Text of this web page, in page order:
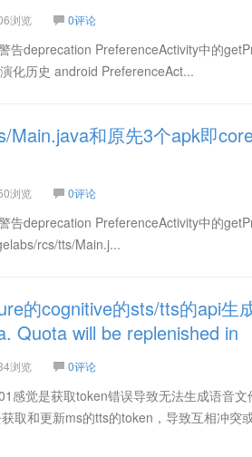
浏览 0评论
告deprecation PreferenceActivity中的
化历史 android PreferenceAct...
Main.java和原先3个apk即
浏览 0评论
告deprecation PreferenceActivity中的
rcs/tts/Main.j...
的cognitive的sts/tts的api生
Quota will be replenished in
浏览 0评论
感觉是获取token错误导致无法生成语音
取和更新ms的tts的token，导致互相冲突